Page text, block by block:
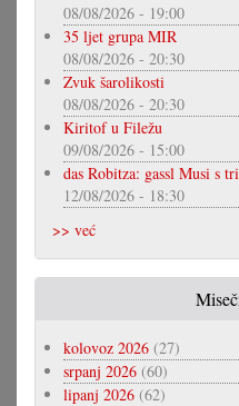
08/08/2026 - 19:00
35 ljet grupa MIR
08/08/2026 - 20:30
Zvuk šarolikosti
08/08/2026 - 20:30
Kiritof u Filežu
09/08/2026 - 15:00
das Robitza: gassl Musi s
12/08/2026 - 18:30
>> već
kolovoz 2026 (27)
srpanj 2026 (60)
lipanj 2026 (62)